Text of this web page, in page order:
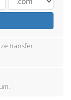
transfer